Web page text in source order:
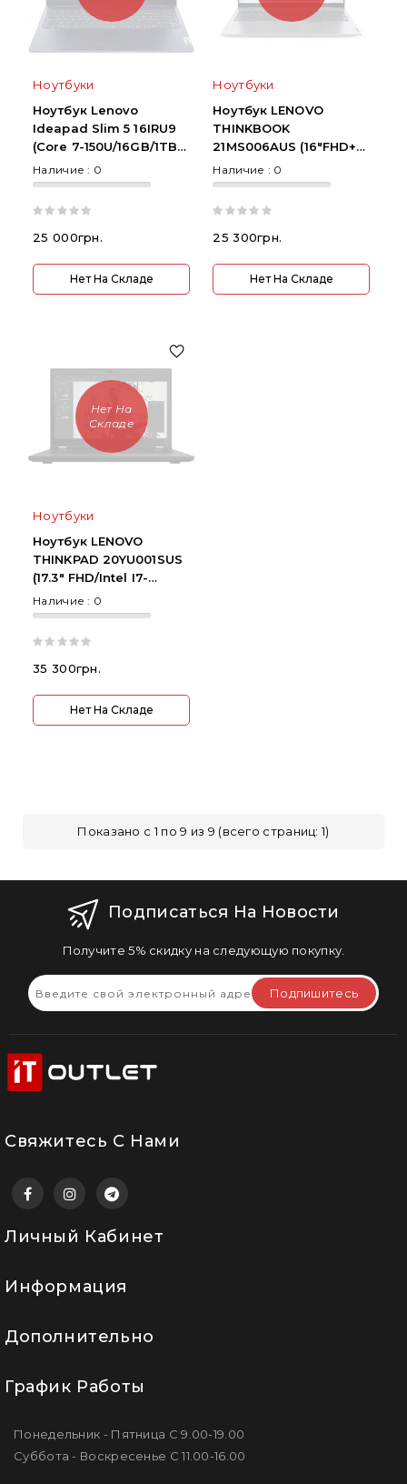
Ноутбуки
Ноутбук Lenovo
Ideapad Slim 5 16IRU9
(Core 7-150U/16GB/1TB
SSD/16" FHD+ Touch)
Наличие : 0
25 000грн.
Нет На Складе
Ноутбуки
Ноутбук LENOVO
THINKBOOK
21MS006AUS (16"FHD+
Touch/i5-
125U/8GB/256GB
Наличие : 0
25 300грн.
Нет На Складе
Нет На
Складе
Ноутбуки
Ноутбук LENOVO
THINKPAD 20YU001SUS
(17.3" FHD/Intel I7-
11850H/32GB/1TB
SSD/NVIDIA T1200)
Наличие : 0
35 300грн.
Нет На Складе
Показано с 1 по 9 из 9 (всего страниц: 1)
Подписаться На Новости
Получите 5% скидку на следующую покупку.
Подпишитесь
Свяжитесь С Нами
Личный Кабинет
Информация
Дополнительно
График Работы
Понедельник - Пятница С 9.00-19.00
Суббота - Воскресенье С 11.00-16.00